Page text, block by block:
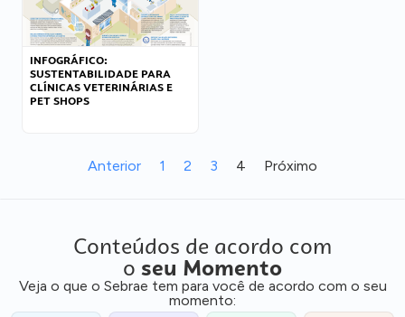
INFOGRÁFICO:
SUSTENTABILIDADE PARA
CLÍNICAS VETERINÁRIAS E
PET SHOPS
Anterior 1 2 3 4 Próximo
Conteúdos de acordo com
o seu Momento
Veja o que o Sebrae tem para você de acordo com o seu
momento: